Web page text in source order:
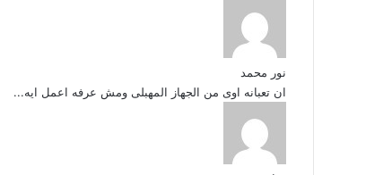
نور محمد
ان تعبانه اوى من الجهاز المهبلى ومش عرفه اعمل ايه...